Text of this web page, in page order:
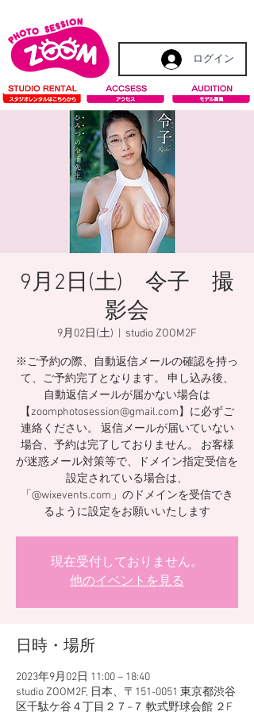
ログイン
9月2日(土) 令子 撮
影会
9月02日(土) studio ZOOM2F
※ご予約の際、自動返信メールの確認を持っ
て、ご予約完了となります。 申し込み後、
自動返信メールが届かない場合は
【zoomphotosession@gmail.com】に必ずご
連絡ください。 返信メールが届いていない
場合、予約は完了しておりません。 お客様
が迷惑メール対策等で、ドメイン指定受信を
設定されている場合は、
「@wixevents.com」のドメインを受信でき
るように設定をお願いいたします
現在受付しておりません。
他のイベントを見る
日時・場所
2023年9月02日 11:00 – 18:40
studio ZOOM2F, 日本、〒151-0051 東京都渋谷
区千駄ケ谷４丁目２７−７ 軟式野球会館 ２F